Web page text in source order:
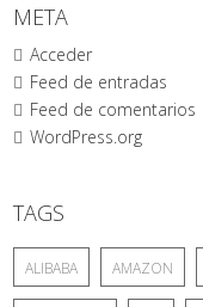
META
Acceder
Feed de entradas
Feed de comentarios
WordPress.org
TAGS
ALIBABA AMAZON